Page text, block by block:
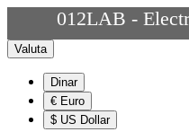
012LAB -
Valuta
Dinar
€ Euro
$ US Dollar